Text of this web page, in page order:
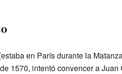
en París durante la
1570, intentó convencer a